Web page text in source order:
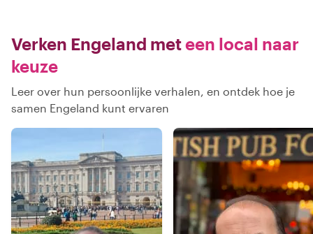
Verken Engeland meteen local naar
keuze
Leer over hun persoonlijke verhalen, en ontdek hoe je
samen Engeland kunt ervaren